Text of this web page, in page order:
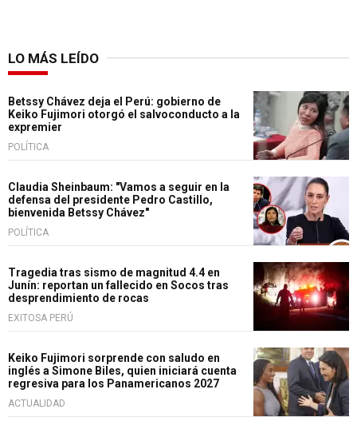
LO MÁS LEÍDO
Betssy Chávez deja el Perú: gobierno de
Keiko Fujimori otorgó el salvoconducto a la
expremier
POLÍTICA
Claudia Sheinbaum: "Vamos a seguir en la
defensa del presidente Pedro Castillo,
bienvenida Betssy Chávez"
POLÍTICA
Tragedia tras sismo de magnitud 4.4 en
Junín: reportan un fallecido en Socos tras
desprendimiento de rocas
EXITOSA PERÚ
Keiko Fujimori sorprende con saludo en
inglés a Simone Biles, quien iniciará cuenta
regresiva para los Panamericanos 2027
ACTUALIDAD